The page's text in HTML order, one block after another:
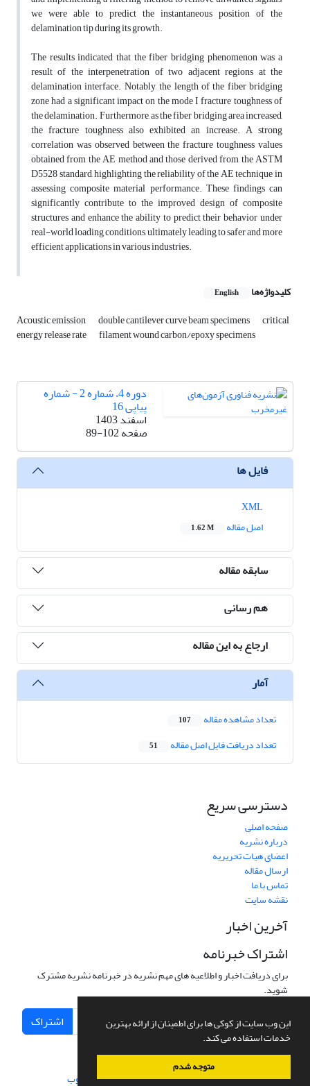
این وب سایت از کوکی ها برای اطمینان از ارائه بهترین
خدمات استفاده می کند.
متوجه شدم
we were able to predict the instantaneous position of the
delamination tip during its growth.
The results indicated that the fiber bridging phenomenon was a
result of the interpenetration of two adjacent regions at the
delamination interface. Notably, the length of the fiber bridging
zone had a significant impact on the mode I fracture toughness of
the delamination. Furthermore, as the fiber bridging area increased,
the fracture toughness also exhibited an increase. A strong
correlation was observed between the fracture toughness values
obtained from the AE method and those derived from the ASTM
D5528 standard, highlighting the reliability of the AE technique in
assessing composite material performance. These findings can
significantly contribute to the improved design of composite
structures and enhance the ability to predict their behavior under
real-world loading conditions, ultimately leading to safer and more
efficient applications in various industries.
کلیدواژه‌ها English
Acoustic emission double cantilever curve beam specimens critical
energy release rate filament wound carbon/epoxy specimens
دوره 4، شماره 2 - شماره
پیاپی 16
اسفند 1403
صفحه89-102
فایل ها
اصل مقاله
1.62 M
سابقه مقاله
هم رسانی
ارجاع به این مقاله
آمار
تعداد مشاهده مقاله 107
تعداد دریافت فایل اصل مقاله 51
دسترسی سریع
صفحه اصلی
درباره نشریه
اعضای هیات تحریریه
ارسال مقاله
تماس با ما
نقشه سایت
آخرین اخبار
اشتراک خبرنامه
برای دریافت اخبار و اطلاعیه های مهم نشریه در خبرنامه نشریه مشترک
شوید.
اشتراک
سامانه مدیریت نشریات علمی.طراحی و پیاده سازی از سیناوب